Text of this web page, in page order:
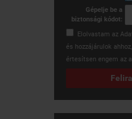
Gépelje be a
biztonsági kódot:
Elolvastam az
és hozzájárulok
értesítsen engem az